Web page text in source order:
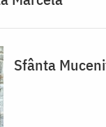
Sfânta